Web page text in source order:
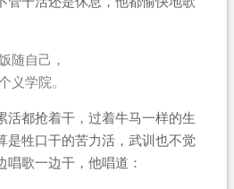
随自己，
义学院。
活都抢着干，过着牛马一样的生
是牲口干的苦力活，武训也不觉
歌一边干，他唱道：